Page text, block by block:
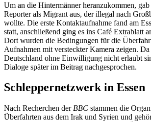
Um an die Hintermänner heranzukommen,
Reporter als Migrant aus, der illegal nach
wollte. Die erste Kontaktaufnahme fand am
statt, anschließend ging es ins Café Extrablatt
Dort wurden die Bedingungen für die
Aufnahmen mit versteckter Kamera zeigen.
Deutschland ohne Einwilligung nicht erlaubt
Dialoge später im Beitrag nachgesprochen.
Schleppernetzwerk in Essen
Nach Recherchen der BBC stammen die
Überfahrten aus dem Irak und Syrien und